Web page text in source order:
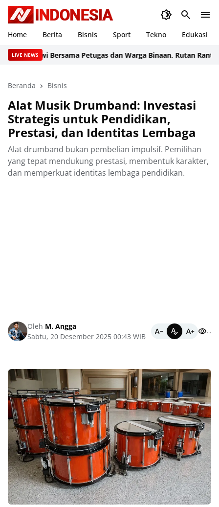
Home Berita Bisnis Sport Tekno Edukasi
LIVE NEWS
Sawi Bersama Petugas dan Warga Binaan, Rutan Rantau
Beranda Bisnis
Alat Musik Drumband: Investasi
Strategis untuk Pendidikan,
Prestasi, dan Identitas Lembaga
Alat drumband bukan pembelian impulsif. Pemilihan
yang tepat mendukung prestasi, membentuk karakter,
dan memperkuat identitas lembaga pendidikan.
Oleh M. Angga
Sabtu, 20 Desember 2025 00:43 WIB
...